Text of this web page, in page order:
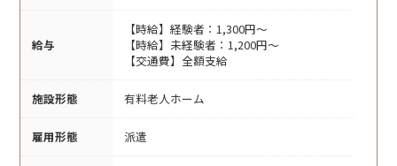
給与
【時給】経験者：1,300円～
【時給】未経験者：1,200円～
【交通費】全額支給
施設形態 有料老人ホーム
雇用形態 派遣